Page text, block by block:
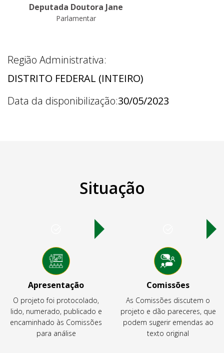
Deputada Doutora Jane
Parlamentar
Região Administrativa:
DISTRITO FEDERAL (INTEIRO)
Data da disponibilização:30/05/2023
Situação
Apresentação
O projeto foi protocolado,
lido, numerado, publicado e
encaminhado às Comissões
para análise
Comissões
As Comissões discutem o
projeto e dão pareceres, que
podem sugerir emendas ao
texto original